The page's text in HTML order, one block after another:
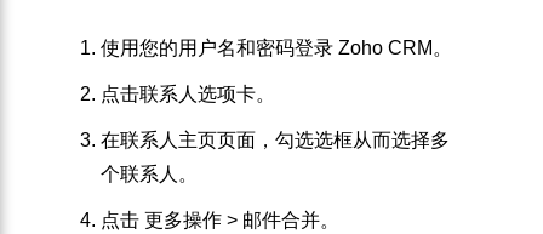
使用您的用户名和密码登录 Zoho CRM。
点击联系人 选项卡。
在联系人主页页面，勾选选框从而选择多
个联系人。
点击更多操作> 邮件合并。